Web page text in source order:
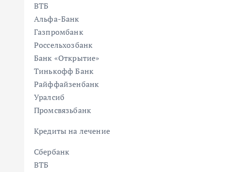
ВТБ
Альфа-Банк
Газпромбанк
Россельхозбанк
Банк «Открытие»
Тинькофф Банк
Райффайзенбанк
Уралсиб
Промсвязьбанк
Кредиты на лечение
Сбербанк
ВТБ